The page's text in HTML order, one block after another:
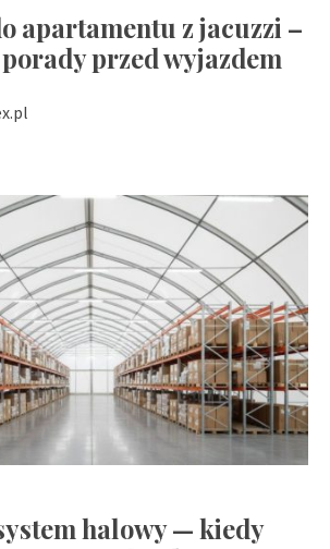
apartamentu z jacuzzi –
przed wyjazdem
halowy — kiedy